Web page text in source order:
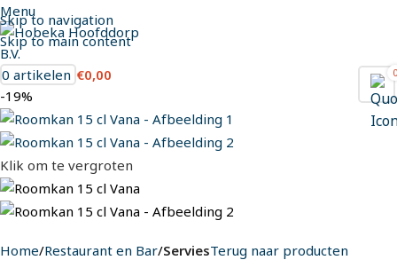
Skip to navigation
Skip to main content
Menu
0
0 artikelen €0,00
-19%
Klik om te vergroten
Home Restaurant en Bar ServiesTerug naar producten